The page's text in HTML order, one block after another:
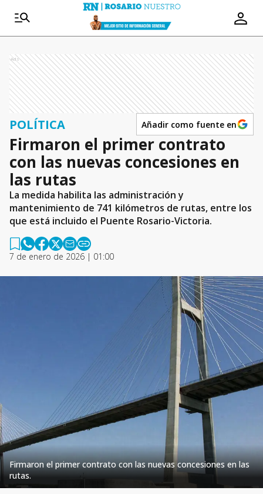
Ads
POLÍTICA Añadir como fuente en
Firmaron el primer contrato
con las nuevas concesiones en
las rutas
La medida habilita las administración y
mantenimiento de 741 kilómetros de rutas, entre los
que está incluido el Puente Rosario-Victoria.
7 de enero de 2026 | 01:00
Firmaron el primer contrato con las nuevas concesiones en las
rutas.